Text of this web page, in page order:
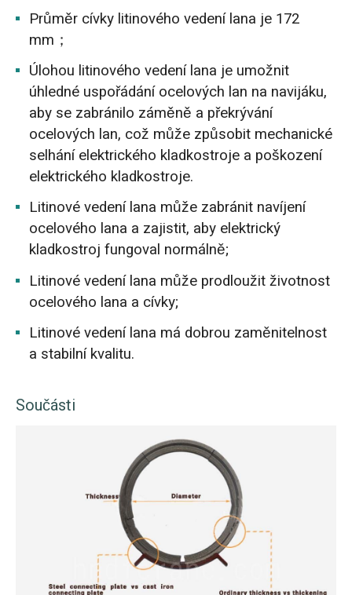
Průměr cívky litinového vedení lana je 172
mm；
Úlohou litinového vedení lana je umožnit
úhledné uspořádání ocelových lan na navijáku,
aby se zabránilo záměně a překrývání
ocelových lan, což může způsobit mechanické
selhání elektrického kladkostroje a poškození
elektrického kladkostroje.
Litinové vedení lana může zabránit navíjení
ocelového lana a zajistit, aby elektrický
kladkostroj fungoval normálně;
Litinové vedení lana může prodloužit životnost
ocelového lana a cívky;
Litinové vedení lana má dobrou zaměnitelnost
a stabilní kvalitu.
Součásti